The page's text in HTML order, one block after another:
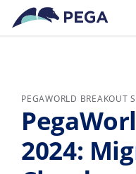
Vai direttamente al
PEGAWORLD
2024: